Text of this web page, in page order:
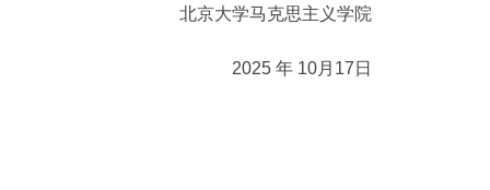
北京大学马克思主义学院
2025 年 10月17日